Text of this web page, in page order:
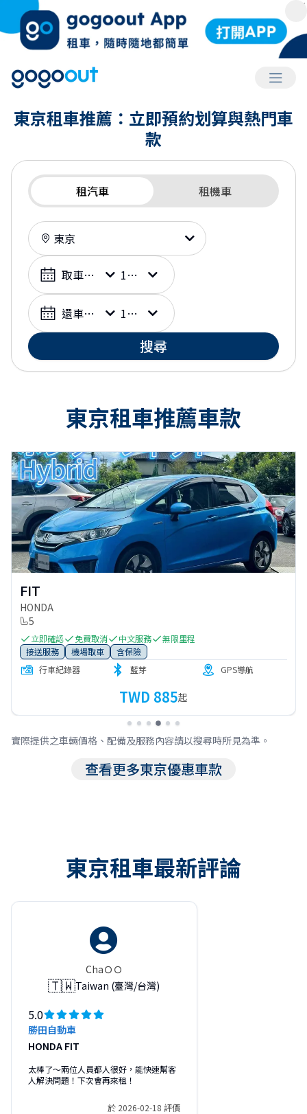
會員選
東京租車推薦：立即預約划算與熱門車
款
租汽車 租機車
租車地點
選擇日期
取車日期 10:00
還車日期 10:00
搜尋
東京租車推薦車款
FIT
HONDA
5
立即確認 免費取消 中文服務
無限里程
接送服務
機場取車
含保險
行車紀錄器
藍芽 GPS導航
TWD 885起
實際提供之車輛價格、配備及服務內容請以搜尋時所見為準。
查看更多東京優惠車款
東京租車最新評論
ChaＯＯ
🇹🇼Taiwan (臺灣/台灣)
5.0
勝田自動車
HONDA FIT
太棒了～兩位人員都人很好，能快速幫客
人解決問題！下次會再來租！
於 2026-02-18 評價